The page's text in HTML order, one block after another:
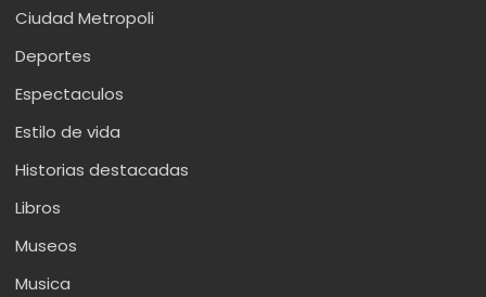
Ciudad Metropoli
Deportes
Espectaculos
Estilo de vida
Historias destacadas
Libros
Museos
Musica